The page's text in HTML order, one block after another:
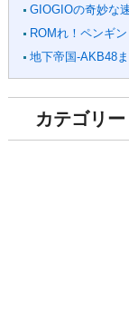
GIOGIOの奇妙な
ROMれ！ペンギン
地下帝国-AKB48
カテゴリ